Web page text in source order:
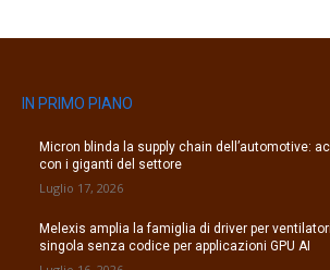
IN PRIMO PIANO
Micron blinda la supply chain dell’automotive:
con i giganti del settore
Luglio 17, 2026
Melexis amplia la famiglia di driver per
singola senza codice per applicazioni GPU AI